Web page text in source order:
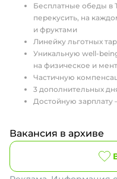
Бесплатные обеды в
перекусить, на
и фруктами
Линейку льготных
Уникальную well-
на физическое и
Частичную
3 дополнительных
Достойную зарплату
Вакансия в архиве